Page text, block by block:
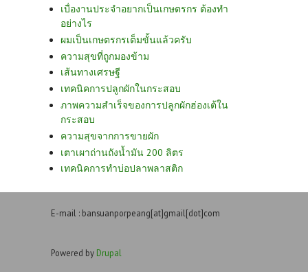
เบื่องานประจำอยากเป็นเกษตรกร ต้องทำ
อย่างไร
ผมเป็นเกษตรกรเต็มขั้นแล้วครับ
ความสุขที่ถูกมองข้าม
เส้นทางเศรษฐี
เทคนิคการปลูกผักในกระสอบ
ภาพความสำเร็จของการปลูกผักฮ่องเต้ใน
กระสอบ
ความสุขจากการขายผัก
เตาเผาถ่านถังน้ำมัน 200 ลิตร
เทคนิคการทำบ่อปลาพลาสติก
E-mail : bansuanporpeang[at]gmail[dot]com
Powered by Drupal